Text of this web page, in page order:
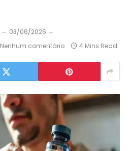
03/06/2026
Nenhum comentário 4 Mins Read